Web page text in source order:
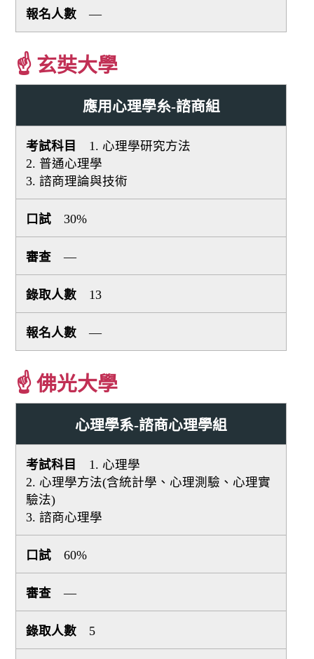
—
☝ 玄奘大學
應用心理學糸-諮商組
1. 心理學研究方法
2. 普通心理學
3. 諮商理論與技術
30%
—
13
—
☝ 佛光大學
心理學系-諮商心理學組
1. 心理學
2. 心理學方法(含統計學、心理測驗、心理實
驗法)
3. 諮商心理學
60%
—
5